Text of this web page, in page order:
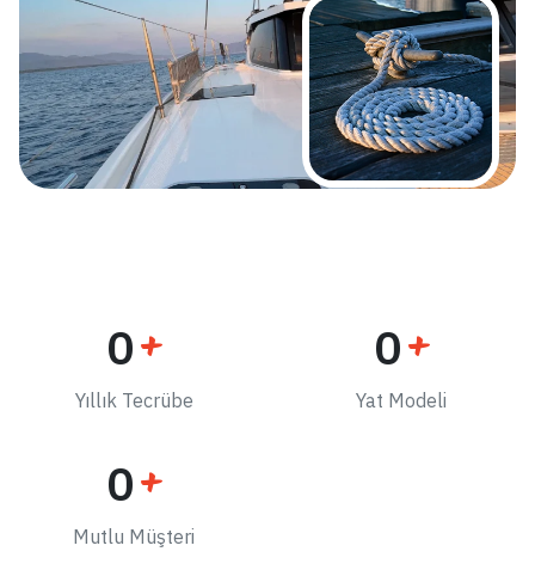
0+
Yıllık Tecrübe
0+
Yat Modeli
0+
Mutlu Müşteri